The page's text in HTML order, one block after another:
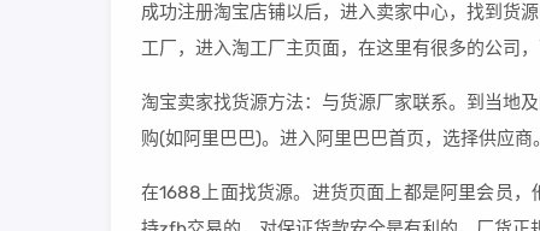
成功注册淘宝店铺以后，进入卖家中心，找到货
工厂，进入淘工厂主页面，在这里有很多的公司
淘宝卖家找货源方法：与货源厂家联系。到当地
购(如阿里巴巴)。进入阿里巴巴首页，选择供应商。
在1688上面找货源。进货页面上都是阿里会员